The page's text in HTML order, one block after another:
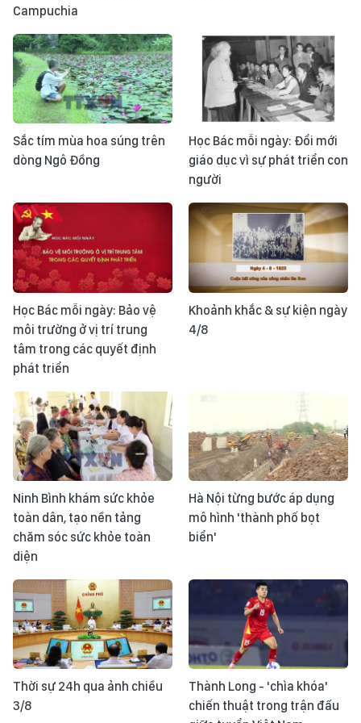
Campuchia
Sắc tím mùa hoa súng trên
dòng Ngô Đồng
Học Bác mỗi ngày: Đổi mới
giáo dục vì sự phát triển con
người
Học Bác mỗi ngày: Bảo vệ
môi trường ở vị trí trung
tâm trong các quyết định
phát triển
Khoảnh khắc & sự kiện ngày
4/8
Ninh Bình khám sức khỏe
toàn dân, tạo nền tảng
chăm sóc sức khỏe toàn
diện
Hà Nội từng bước áp dụng
mô hình 'thành phố bọt
biển'
Thời sự 24h qua ảnh chiều
3/8
Thành Long - 'chìa khóa'
chiến thuật trong trận đấu